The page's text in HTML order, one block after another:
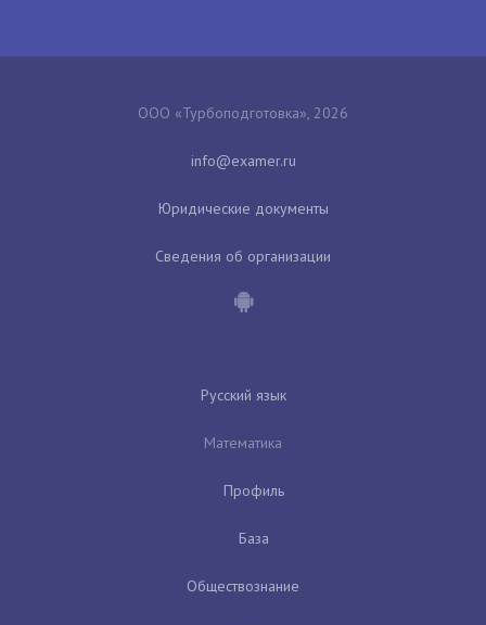
ООО «Турбоподготовка», 2026
Юридические документы
Сведения об организации
Русский язык
Математика
Профиль
База
Обществознание